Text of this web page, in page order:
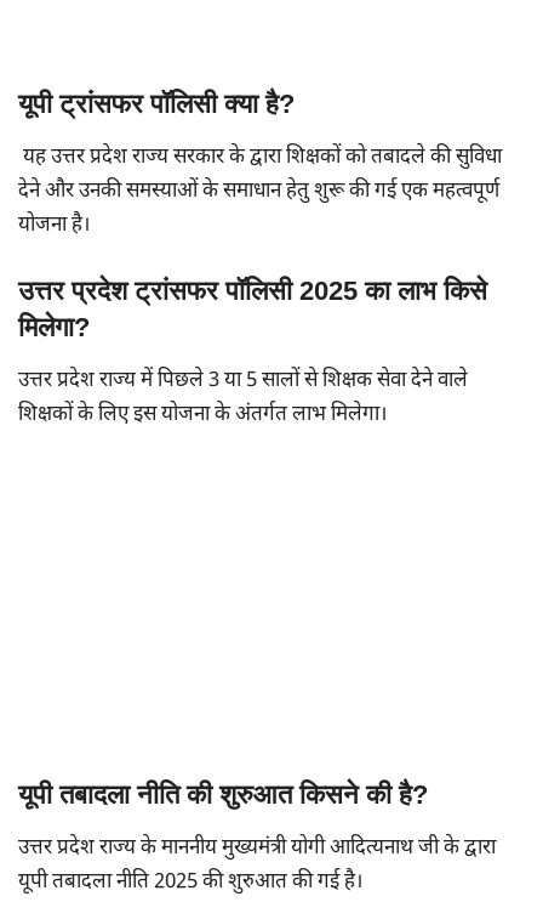
यूपी ट्रांसफर पॉलिसी क्या है?
यह उत्तर प्रदेश राज्य सरकार के द्वारा शिक्षकों को तबादले की सुविधा
देने और उनकी समस्याओं के समाधान हेतु शुरू की गई एक महत्वपूर्ण
योजना है।
उत्तर प्रदेश ट्रांसफर पॉलिसी 2025 का लाभ किसे
मिलेगा?
उत्तर प्रदेश राज्य में पिछले 3 या 5 सालों से शिक्षक सेवा देने वाले
शिक्षकों के लिए इस योजना के अंतर्गत लाभ मिलेगा।
यूपी तबादला नीति की शुरुआत किसने की है?
उत्तर प्रदेश राज्य के माननीय मुख्यमंत्री योगी आदित्यनाथ जी के द्वारा
यूपी तबादला नीति 2025 की शुरुआत की गई है।